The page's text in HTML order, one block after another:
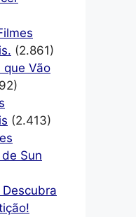
(2.861)
que Vão
(2.413)
Sun